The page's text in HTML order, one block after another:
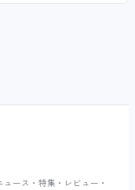
ース・特集・レビュー・